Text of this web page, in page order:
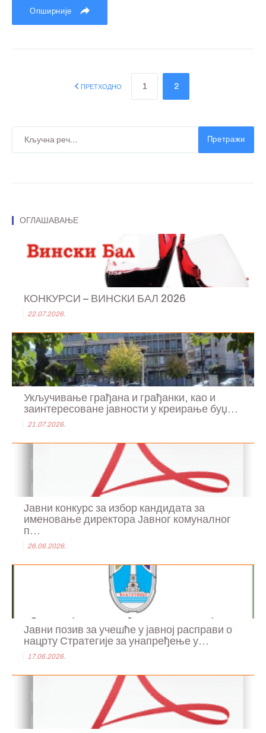
Опширније
ПРЕТХОДНО 1 2
Претражи
ОГЛАШАВАЊЕ
КОНКУРСИ – ВИНСКИ БАЛ 2026
22.07.2026.
Укључивање грађана и грађанки, као и
заинтересоване јавности у креирање буџ...
21.07.2026.
Јавни конкурс за избор кандидата за
именовање директора Јавног комуналног
п...
26.06.2026.
Јавни позив за учешће у јавној расправи о
нацрту Стратегије за унапређење у...
17.06.2026.